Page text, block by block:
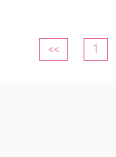
<< 1